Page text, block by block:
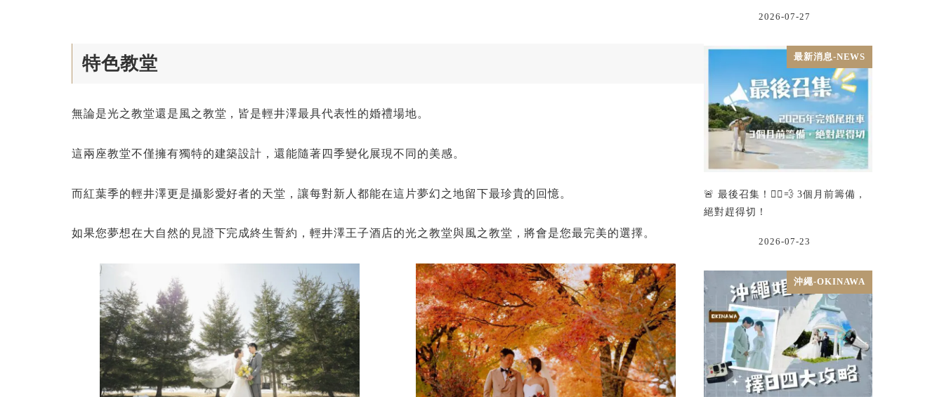
特色教堂
無論是光之教堂還是風之教堂，皆是輕井澤最具代表性的婚禮場地。
這兩座教堂不僅擁有獨特的建築設計，還能隨著四季變化展現不同的美感。
而紅葉季的輕井澤更是攝影愛好者的天堂，讓每對新人都能在這片夢幻之地留下最珍貴的回憶。
如果您夢想在大自然的見證下完成終生誓約，輕井澤王子酒店的光之教堂與風之教堂，將會是您最完美的選擇。
2026-07-27
最新消息-NEWS
🚨 最後召集！🏃‍♂️💨 3個月前籌備，
絕對趕得切！
2026-07-23
沖繩-OKINAWA